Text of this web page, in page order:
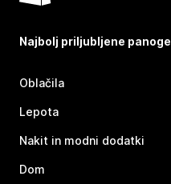
Najbolj priljubljene panoge
Oblačila
Lepota
Nakit in modni dodatki
Dom